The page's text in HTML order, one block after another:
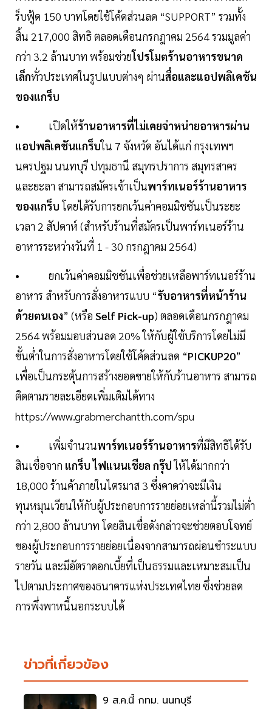
ร็บฟู้ด 150 บาทโดยใช้โค้ดส่วนลด “SUPPORT” รวมทั้ง
สิ้น 217,000 สิทธิ ตลอดเดือนกรกฎาคม 2564 รวมมูลค่า
กว่า 3.2 ล้านบาท พร้อมช่วยโปรโมตร้านอาหารขนาด
เล็กทั่วประเทศในรูปแบบต่างๆ ผ่านสื่อและแอปพลิเคชัน
ของแกร็บ
• เปิดให้ร้านอาหารที่ไม่เคยจำหน่ายอาหารผ่าน
แอปพลิเคชันแกร็บใน 7 จังหวัด อันได้แก่ กรุงเทพฯ
นครปฐม นนทบุรี ปทุมธานี สมุทรปราการ สมุทรสาคร
และยะลา สามารถสมัครเข้าเป็นพาร์ทเนอร์ร้านอาหาร
ของแกร็บโดยได้รับการยกเว้นค่าคอมมิชชันเป็นระยะ
เวลา 2 สัปดาห์ (สำหรับร้านที่สมัครเป็นพาร์ทเนอร์ร้าน
อาหารระหว่างวันที่ 1 - 30 กรกฎาคม 2564)
• ยกเว้นค่าคอมมิชชันเพื่อช่วยเหลือพาร์ทเนอร์ร้าน
อาหาร สำหรับการสั่งอาหารแบบ “รับอาหารที่หน้าร้าน
ด้วยตนเอง” (หรือ Self Pick-up) ตลอดเดือนกรกฎาคม
2564 พร้อมมอบส่วนลด 20% ให้กับผู้ใช้บริการโดยไม่มี
ขั้นต่ำในการสั่งอาหารโดยใช้โค้ดส่วนลด “PICKUP20”
เพื่อเป็นกระตุ้นการสร้างยอดขายให้กับร้านอาหาร สามารถ
ติดตามรายละเอียดเพิ่มเติมได้ทาง
https://www.grabmerchantth.com/spu
• เพิ่มจำนวนพาร์ทเนอร์ร้านอาหารที่มีสิทธิได้รับ
สินเชื่อจาก แกร็บ ไฟแนนเชียล กรุ๊ปให้ได้มากกว่า
18,000 ร้านค้าภายในไตรมาส 3 ซึ่งคาดว่าจะมีเงิน
ทุนหมุนเวียนให้กับผู้ประกอบการรายย่อยเหล่านี้รวมไม่ต่ำ
กว่า 2,800 ล้านบาท โดยสินเชื่อดังกล่าวจะช่วยตอบโจทย์
ของผู้ประกอบการรายย่อยเนื่องจากสามารถผ่อนชำระแบบ
รายวัน และมีอัตราดอกเบี้ยที่เป็นธรรมและเหมาะสมเป็น
ไปตามประกาศของธนาคารแห่งประเทศไทย ซึ่งช่วยลด
การพึ่งพาหนี้นอกระบบได้
ข่าวที่เกี่ยวข้อง
9 ส.ค.นี้ กทม. นนทบุรี